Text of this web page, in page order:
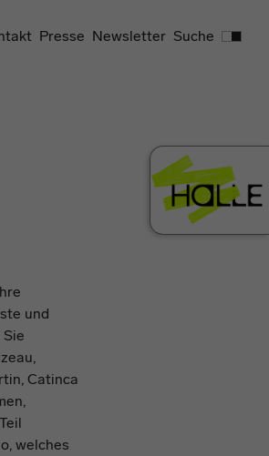
Presse Newsletter Suche
und
Catinca
welches
Suchen